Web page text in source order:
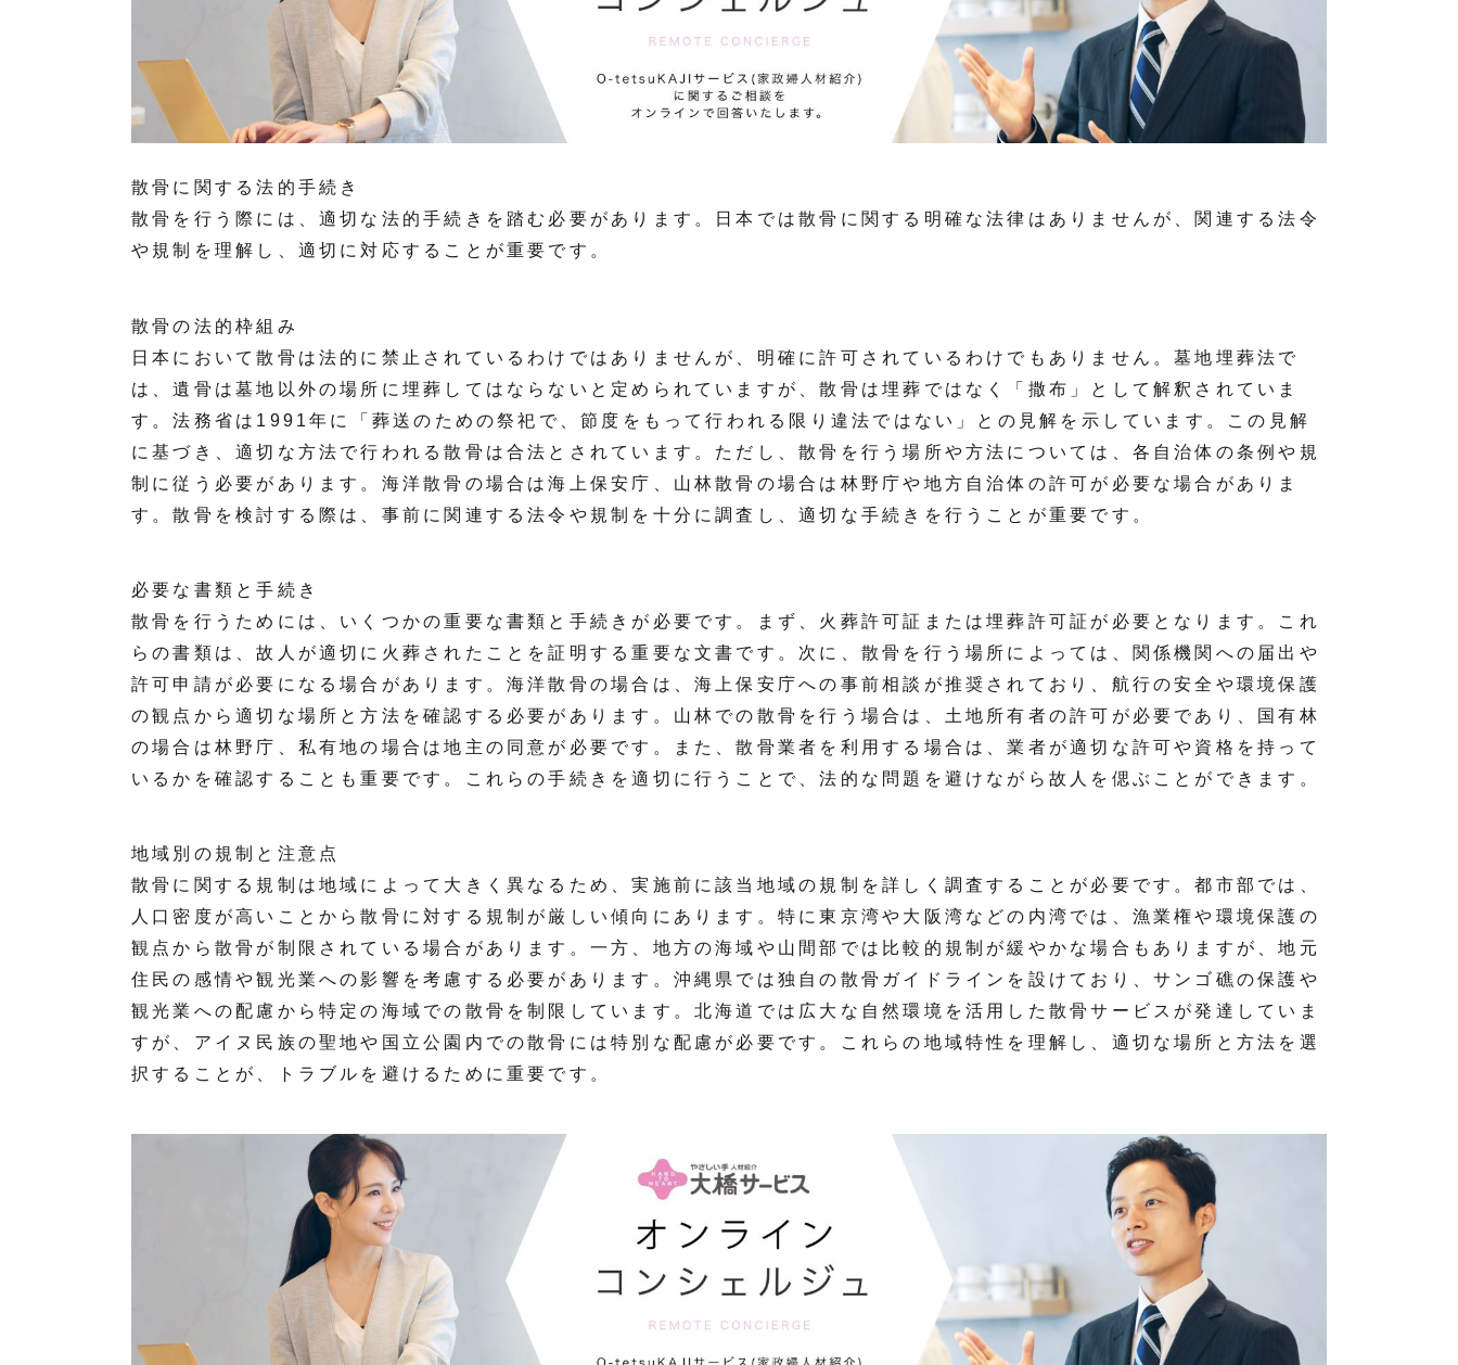
散骨に関する法的手続き
散骨を行う際には、適切な法的手続きを踏む必要があります。日本では散骨に関する明確な法律はありませんが、関連する法令
や規制を理解し、適切に対応することが重要です。
散骨の法的枠組み
日本において散骨は法的に禁止されているわけではありませんが、明確に許可されているわけでもありません。墓地埋葬法で
は、遺骨は墓地以外の場所に埋葬してはならないと定められていますが、散骨は埋葬ではなく「撒布」として解釈されていま
す。法務省は1991年に「葬送のための祭祀で、節度をもって行われる限り違法ではない」との見解を示しています。この見解
に基づき、適切な方法で行われる散骨は合法とされています。ただし、散骨を行う場所や方法については、各自治体の条例や規
制に従う必要があります。海洋散骨の場合は海上保安庁、山林散骨の場合は林野庁や地方自治体の許可が必要な場合がありま
す。散骨を検討する際は、事前に関連する法令や規制を十分に調査し、適切な手続きを行うことが重要です。
必要な書類と手続き
散骨を行うためには、いくつかの重要な書類と手続きが必要です。まず、火葬許可証または埋葬許可証が必要となります。これ
らの書類は、故人が適切に火葬されたことを証明する重要な文書です。次に、散骨を行う場所によっては、関係機関への届出や
許可申請が必要になる場合があります。海洋散骨の場合は、海上保安庁への事前相談が推奨されており、航行の安全や環境保護
の観点から適切な場所と方法を確認する必要があります。山林での散骨を行う場合は、土地所有者の許可が必要であり、国有林
の場合は林野庁、私有地の場合は地主の同意が必要です。また、散骨業者を利用する場合は、業者が適切な許可や資格を持って
いるかを確認することも重要です。これらの手続きを適切に行うことで、法的な問題を避けながら故人を偲ぶことができます。
地域別の規制と注意点
散骨に関する規制は地域によって大きく異なるため、実施前に該当地域の規制を詳しく調査することが必要です。都市部では、
人口密度が高いことから散骨に対する規制が厳しい傾向にあります。特に東京湾や大阪湾などの内湾では、漁業権や環境保護の
観点から散骨が制限されている場合があります。一方、地方の海域や山間部では比較的規制が緩やかな場合もありますが、地元
住民の感情や観光業への影響を考慮する必要があります。沖縄県では独自の散骨ガイドラインを設けており、サンゴ礁の保護や
観光業への配慮から特定の海域での散骨を制限しています。北海道では広大な自然環境を活用した散骨サービスが発達していま
すが、アイヌ民族の聖地や国立公園内での散骨には特別な配慮が必要です。これらの地域特性を理解し、適切な場所と方法を選
択することが、トラブルを避けるために重要です。